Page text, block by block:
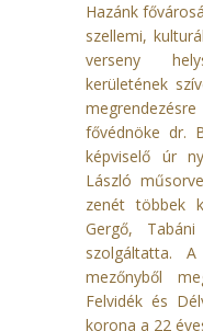
Hazánk
szellemi,
verseny
kerületének
fővédnöke dr.
képviselő úr
László
zenét többek
Gergő,
szolgáltatta.
mezőnyből
Felvidék és
korona a 22